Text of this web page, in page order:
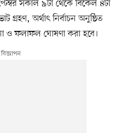
সকাল ৯টা থেকে বিকেল ৪টা
গ্রহণ, অর্থাৎ নির্বাচন অনুষ্ঠিত
ও ফলাফল ঘোষণা করা হবে।